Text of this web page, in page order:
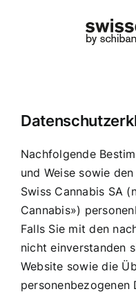
Nachfolgende
und Weise sowie
Swiss Cannabis SA
Cannabis»)
Falls Sie mit den
nicht einverstanden
Website sowie die
personenbezogenen